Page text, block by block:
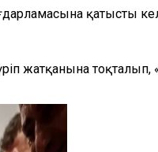
қатысты
жатқанына тоқталып,